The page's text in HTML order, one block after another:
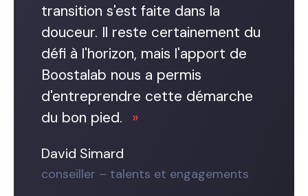
transition s'est faite dans la
douceur. Il reste certainement du
défi à l'horizon, mais l'apport de
Boostalab nous a permis
d'entreprendre cette démarche
du bon pied.
David Simard
conseiller – talents et engagements